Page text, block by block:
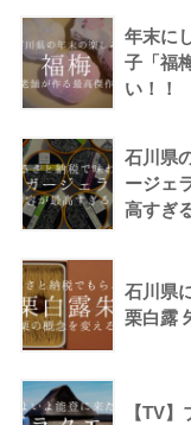
年末に
子「福
い！！
石川県
ージェ
高すぎ
石川県
栗白露
【TV